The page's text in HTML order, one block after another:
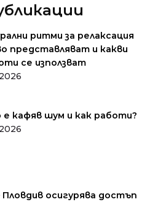
ритми за релаксация
представляват и какви
се използват
е кафяв шум и как работи?
осигурява достъп